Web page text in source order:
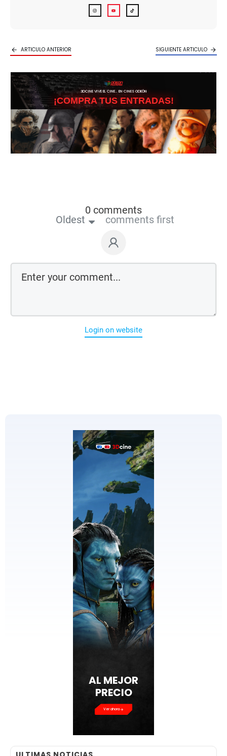
ARTICULO ANTERIOR SIGUIENTE ARTICULO
3DCINE VIVE EL CINE… EN CINES ODEÓN
¡COMPRA TUS ENTRADAS!
0 comments
Oldest comments first
Login on website
AL MEJOR
PRECIO
Ver ahora